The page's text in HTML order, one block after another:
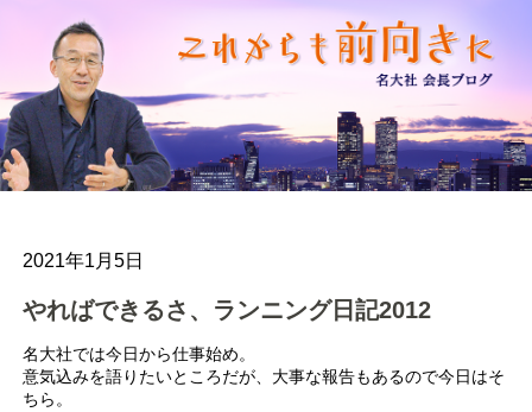
2021年1月5日
やればできるさ、ランニング日記2012
名大社では今日から仕事始め。
意気込みを語りたいところだが、大事な報告もあるので今日はそ
ちら。